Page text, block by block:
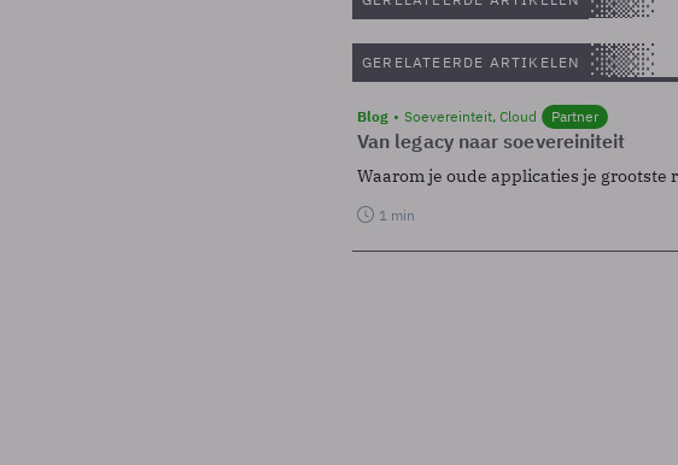
GERELATEERDE ARTIKELEN
Blog Soevereinteit, Cloud Partner
Van legacy naar soevereiniteit
Waarom je oude applicaties je grootste
1 min